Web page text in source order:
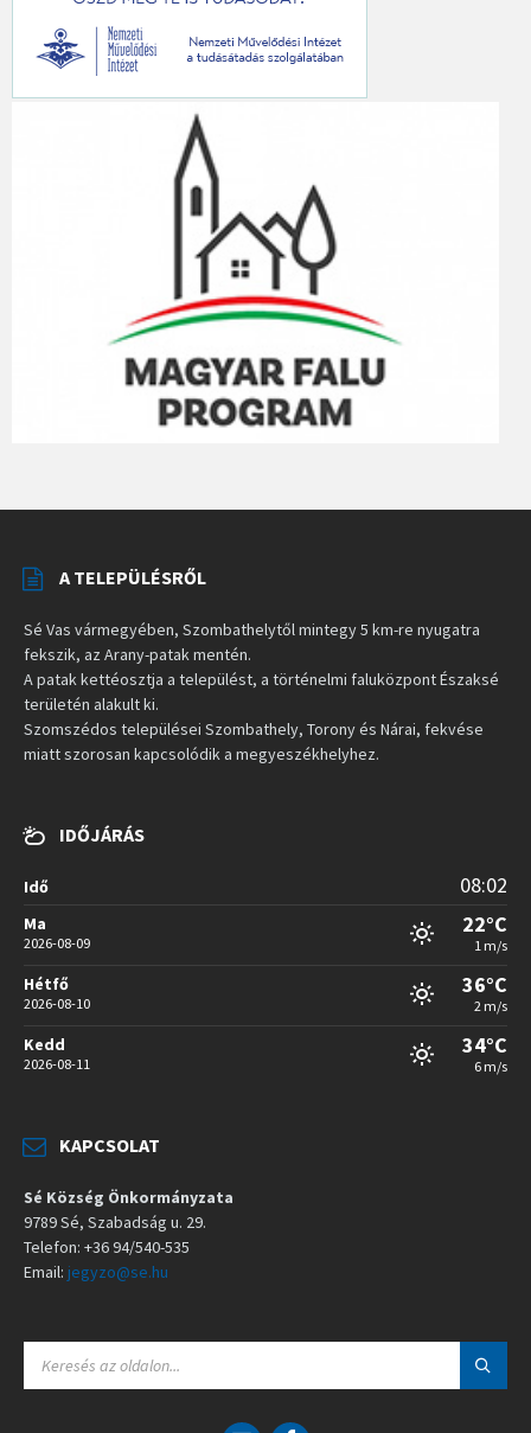
A TELEPÜLÉSRŐL
Sé Vas vármegyében, Szombathelytől mintegy 5 km-re nyugatra
fekszik, az Arany-patak mentén.
A patak kettéosztja a települést, a történelmi faluközpont Északsé
területén alakult ki.
Szomszédos települései Szombathely, Torony és Nárai, fekvése
miatt szorosan kapcsolódik a megyeszékhelyhez.
IDŐJÁRÁS
Idő 08:02
Ma
2026-08-09
22°C
1 m/s
Hétfő
2026-08-10
36°C
2 m/s
Kedd
2026-08-11
34°C
6 m/s
KAPCSOLAT
Sé Község Önkormányzata
9789 Sé, Szabadság u. 29.
Telefon: +36 94/540-535
Email: jegyzo@se.hu
A